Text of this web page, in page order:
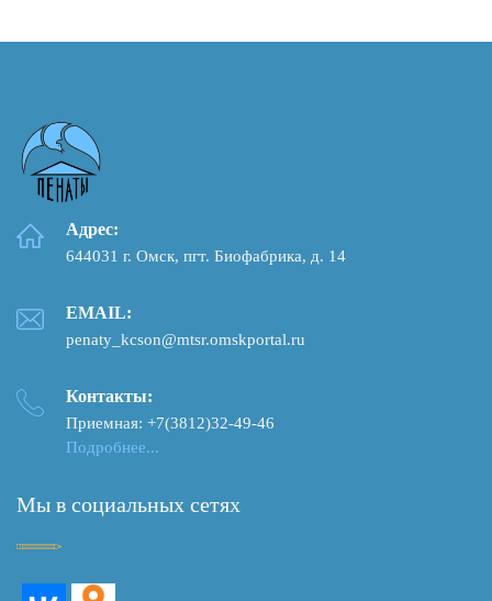
Адрес:
644031 г. Омск, пгт. Биофабрика, д. 14
EMAIL:
penaty_kcson@mtsr.omskportal.ru
Контакты:
Приемная: +7(3812)32-49-46
Подробнее...
Мы в социальных сетях